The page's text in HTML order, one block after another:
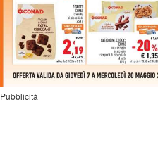
Pubblicità